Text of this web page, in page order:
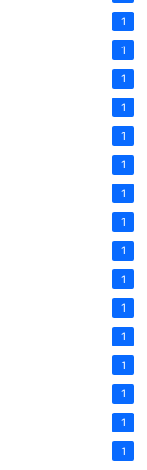
1
1
1
1
1
1
1
1
1
1
1
1
1
1
1
1